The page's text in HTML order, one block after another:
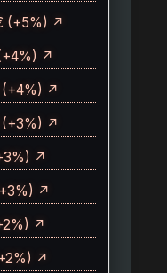
(+5%) ↗
↗
(+4%) ↗
(+3%) ↗
↗
↗
↗
↗